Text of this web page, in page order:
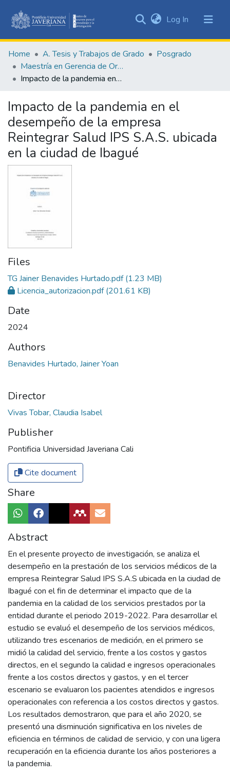
&
Collections
All of DSpace
Statistics
Log In (current)
Home A. Tesis y Trabajos de Grado
Posgrado
Maestría en Gerencia de Organizaciones de Salud
Impacto de la pandemia en el desempeño de la empresa Reintegrar Salud IPS S.A.S. ubicada en la ciudad de Ibagué
Impacto de la pandemia en el
desempeño de la empresa
Reintegrar Salud IPS S.A.S. ubicada
en la ciudad de Ibagué
Files
TG Jainer Benavides Hurtado.pdf(1.23 MB)
Licencia_autorizacion.pdf(201.61 KB)
Date
2024
Authors
Benavides Hurtado, Jainer Yoan
Director
Vivas Tobar, Claudia Isabel
Publisher
Pontificia Universidad Javeriana Cali
Cite document
Share
Abstract
En el presente proyecto de investigación, se analiza el
desempeño en la prestación de los servicios médicos de la
empresa Reintegrar Salud IPS S.A.S ubicada en la ciudad de
Ibagué con el fin de determinar el impacto que de la
pandemia en la calidad de los servicios prestados por la
entidad durante el periodo 2019-2022. Para desarrollar el
estudio se evaluó el desempeño de los servicios médicos,
utilizando tres escenarios de medición, en el primero se
midió la calidad del servicio, frente a los costos y gastos
directos, en el segundo la calidad e ingresos operacionales
frente a los costos directos y gastos, y en el tercer
escenario se evaluaron los pacientes atendidos e ingresos
operacionales con referencia a los costos directos y gastos.
Los resultados demostraron, que para el año 2020, se
presentó una disminución significativa en los niveles de
eficiencia en términos de calidad de servicio, y con una ligera
recuperación en la eficiencia durante los años posteriores a
la pandemia.